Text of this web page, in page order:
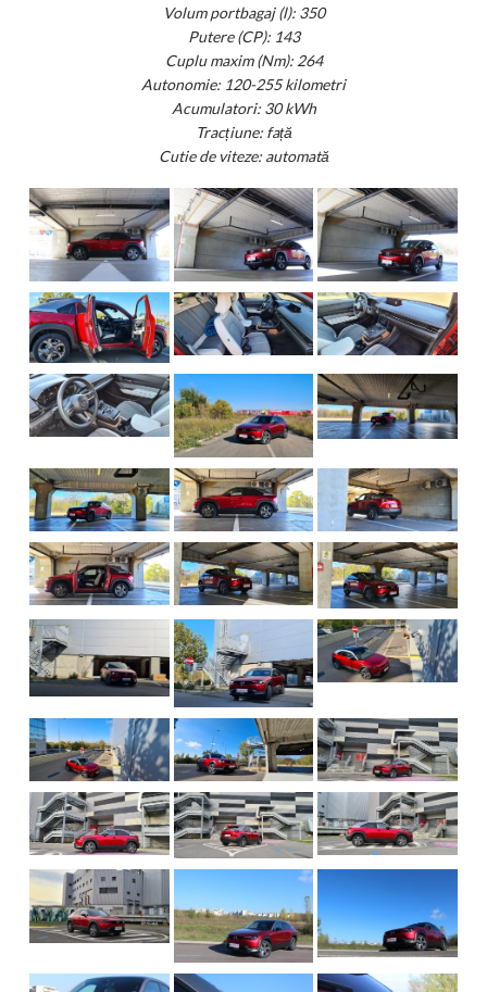
Volum portbagaj (l): 350
Putere (CP): 143
Cuplu maxim (Nm): 264
Autonomie: 120-255 kilometri
Acumulatori: 30 kWh
Tracțiune: față
Cutie de viteze: automată